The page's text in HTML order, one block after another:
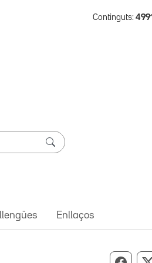
Continguts:
Enllaços